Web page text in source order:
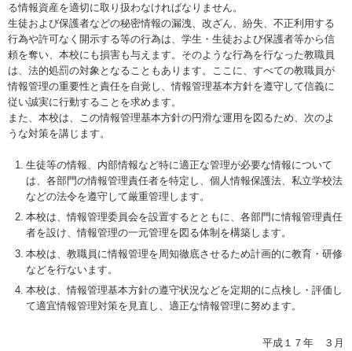
る情報資産を適切に取り扱わなければなりません。
生徒および保護者などの秘密情報の漏洩、改ざん、紛失、不正利用する
行為や許可なく開示する等の行為は、学生・生徒および保護者等から信
頼を奪い、本校にも損害も与えます。そのような行為を行なった教職員
は、法的処罰の対象となることもあります。ここに、すべての教職員が
情報管理の重要性と責任を自覚し、情報管理基本方針を遵守して信義に
従い誠実に行動することを求めます。
また、本校は、この情報管理基本方針の円滑な運用を図るため、次のよ
うな対策を講じます。
生徒等の情報、内部情報など特に適正な管理が必要な情報について
は、各部門の情報管理責任者を特定し、個人情報保護法、私立学校法
などの法令を遵守して厳重管理します。
本校は、情報管理委員会を設置するとともに、各部門に情報管理責任
者を設け、情報管理の一元管理を図る体制を構築します。
本校は、教職員に情報管理を周知徹底させるため計画的に教育・研修
などを行ないます。
本校は、情報管理基本方針の遵守状況などを定期的に点検し・評価し
て適宜情報管理対策を見直し、適正な情報管理に努めます。
平成１７年 ３月